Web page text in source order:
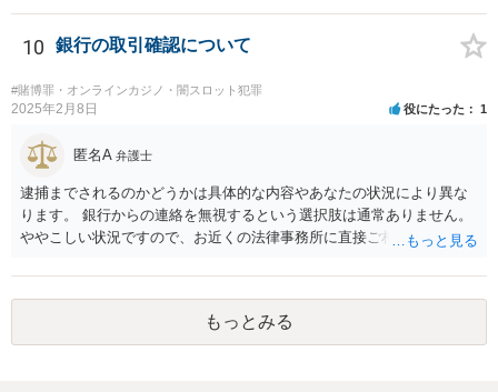
明するために、良い知恵を得るには必要だからです。刑事問題は早い
対応が不可欠です。すぐにでも、この手の問題に精通した弁護士等
に、ネットではなく直接相談されるのが良いと思われます。良い解決
になりますよう祈念しております。お力になりたいと思います。
10 銀行の取引確認について
#賭博罪・オンラインカジノ・闇スロット犯罪
2025年2月8日 役にたった 1
匿名A 弁護士
逮捕までされるのかどうかは具体的な内容やあなたの状況により異な
ります。 銀行からの連絡を無視するという選択肢は通常ありません。
ややこしい状況ですので、お近くの法律事務所に直接ご相談いただい
もっとみる